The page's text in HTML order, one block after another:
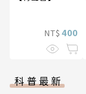
NT$ 400
科普最新